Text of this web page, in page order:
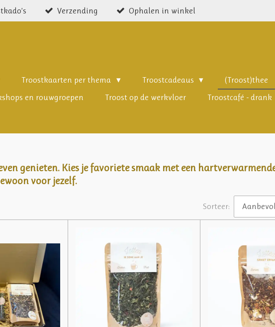
Verzending Ophalen in winkel
Troostkaarten per thema Troostcadeaus
(Troost)thee
en rouwgroepen Troost op de werkvloer Troostcafé - drank
genieten. Kies je favoriete smaak met een
voor jezelf.
Sorteer: